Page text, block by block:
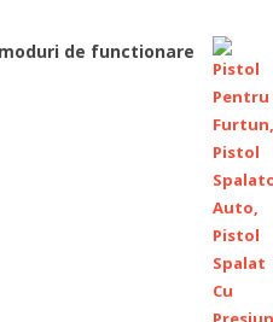
de functionare